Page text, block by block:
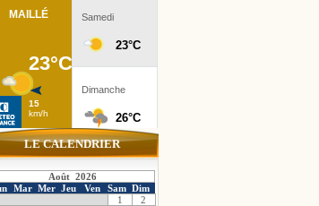
LE CALENDRIER
Août 2026
Mar Mer Jeu Ven Sam Dim
1
2